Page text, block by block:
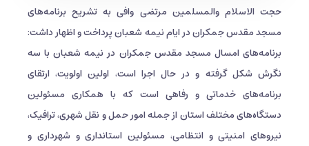
حجت الاسلام والمسلمین مرتضی وافی به تشریح برنامه‌های
مسجد مقدس جمکران در ایام نیمه شعبان پرداخت و اظهار داشت:
برنامه‌های امسال مسجد مقدس جمکران در نیمه شعبان با سه
نگرش شکل گرفته و در حال اجرا است، اولین اولویت، ارتقای
برنامه‌های خدماتی و رفاهی است که با همکاری مسئولین
دستگاه‌های مختلف استان از جمله امور حمل و نقل شهری، ترافیک،
نیروهای امنیتی و انتظامی، مسئولین استانداری و شهرداری و